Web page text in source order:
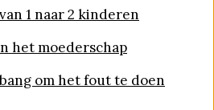
1 naar 2 kinderen
het moederschap
om het fout te doen